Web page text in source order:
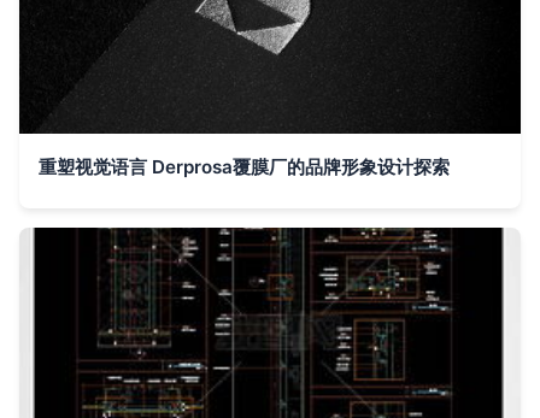
重塑视觉语言 Derprosa覆膜厂的品牌形象设计探索